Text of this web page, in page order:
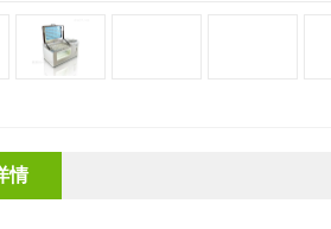
情